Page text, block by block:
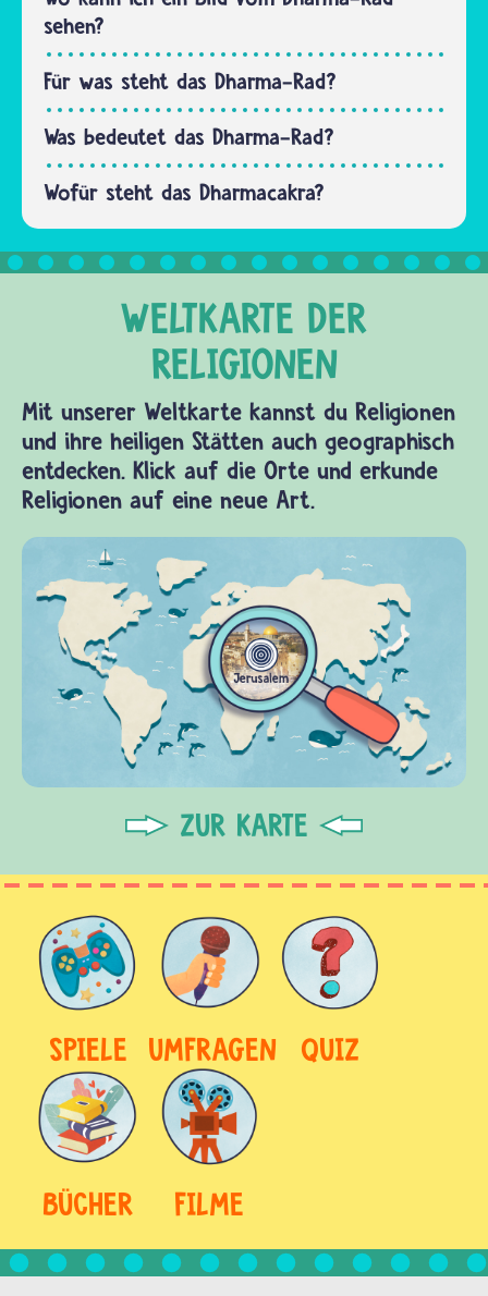
sehen?
Für was steht das Dharma-Rad?
Was bedeutet das Dharma-Rad?
Wofür steht das Dharmacakra?
Mit unserer Weltkarte kannst du Religionen
und ihre heiligen Stätten auch geographisch
entdecken. Klick auf die Orte und erkunde
Religionen auf eine neue Art.
ZUR KARTE
SPIELE UMFRAGEN QUIZ
BÜCHER FILME